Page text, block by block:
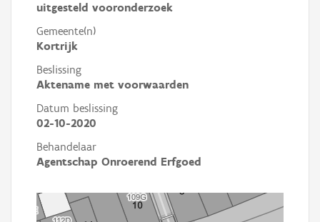
uitgesteld vooronderzoek
Gemeente(n)
Kortrijk
Beslissing
Aktename met voorwaarden
Datum beslissing
02-10-2020
Behandelaar
Agentschap Onroerend Erfgoed